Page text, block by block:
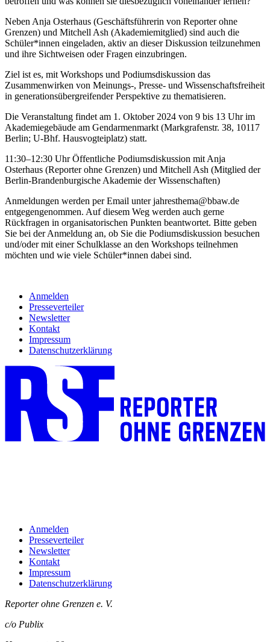
Neben Anja Osterhaus (Geschäftsführerin von Reporter ohne
Grenzen) und Mitchell Ash (Akademiemitglied) sind auch die
Schüler*innen eingeladen, aktiv an dieser Diskussion teilzunehmen
und ihre Sichtweisen oder Fragen einzubringen.
Ziel ist es, mit Workshops und Podiumsdiskussion das
Zusammenwirken von Meinungs-, Presse- und Wissenschaftsfreiheit
in generationsübergreifender Perspektive zu thematisieren.
Die Veranstaltung findet am 1. Oktober 2024 von 9 bis 13 Uhr im
Akademiegebäude am Gendarmenmarkt (Markgrafenstr. 38, 10117
Berlin; U-Bhf. Hausvogteiplatz) statt.
11:30–12:30 Uhr Öffentliche Podiumsdiskussion mit Anja
Osterhaus (Reporter ohne Grenzen) und Mitchell Ash (Mitglied der
Berlin-Brandenburgische Akademie der Wissenschaften)
Anmeldungen werden per Email unter jahresthema@bbaw.de
entgegengenommen. Auf diesem Weg werden auch gerne
Rückfragen in organisatorischen Punkten beantwortet. Bitte geben
Sie bei der Anmeldung an, ob Sie die Podiumsdiskussion besuchen
und/oder mit einer Schulklasse an den Workshops teilnehmen
möchten und wie viele Schüler*innen dabei sind.
Anmelden
Presseverteiler
Newsletter
Kontakt
Impressum
Datenschutzerklärung
Anmelden
Presseverteiler
Newsletter
Kontakt
Impressum
Datenschutzerklärung
Reporter ohne Grenzen e. V.
c/o Publix